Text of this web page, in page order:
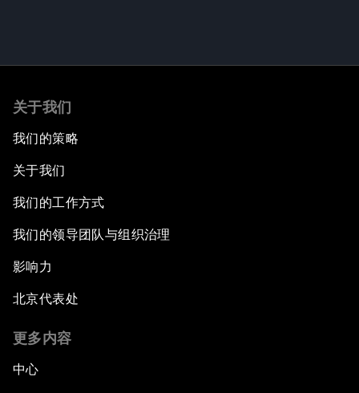
关于我们
我们的策略
关于我们
我们的工作方式
我们的领导团队与组织治理
影响力
北京代表处
更多内容
中心